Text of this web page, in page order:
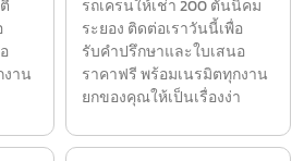
าน
รถเครนให้เช่า 200 ตันนิคม
ระยอง ติดต่อเราวันนี้เพื่อ
รับคำปรึกษาและใบเสนอ
ราคาฟรี พร้อมเนรมิตทุกงาน
ยกของคุณให้เป็นเรื่องง่า